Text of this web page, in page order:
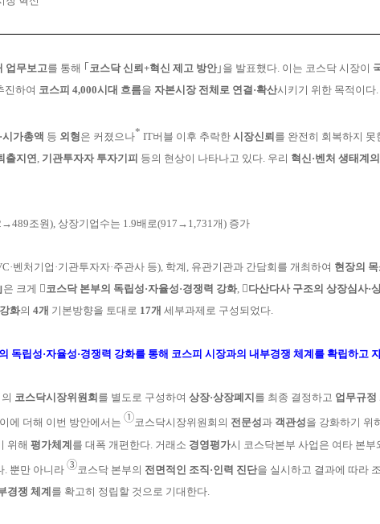
업무보고를 통해 ｢ 코스닥 신뢰+혁신 제고 방안｣을 발표했다. 이는 코스닥 시장이
진하여 코스피 4,000시대 흐름을 자본시장 전체로 연결·확산시키기 위한 목적이다.
가총액 등 외형은 커졌으나* IT버블 이후 추락한 시장신뢰 를 완전히 회복하지 못
출지연, 기관투자자 투자기피 등의 현상이 나타나고 있다. 우리 혁신·벤처 생태계의
조원), 상장기업수는 1.9배로(917→1,731개) 증가
벤처기업·기관투자자·주관사 등), 학계, 유관기관과 간담회를 개최하여 현장의 목
은 크게 󰊱코스닥본부의 독립성·자율성·경쟁력 강화, 󰊲다산다사 구조의 상장심사·
화의 4개 기 본방향을 토대로 17개 세부과제로 구성되었다.
독립성·자율성·경쟁력 강화를 통해 코스피 시장과의 내부경쟁 체계를 확립하고
코스닥시장위원회 를 별도로 구성하여 상장·상장폐지 를 최종 결정하고 업무규정
에 더해 이번 방안에서는 ➀코스닥시장위원회의 전문성과 객관성을 강화하기 위
위해 평가체계를 대폭 개편한다. 거래소 경영평가시 코스닥본부 사업은 여 타 본부
. 뿐만 아니라 ➂코 스닥 본부의 전면적인 조직·인력 진단을 실시하고 결과에 따라
경쟁 체계 를 확고히 정립할 것으로 기대한다.